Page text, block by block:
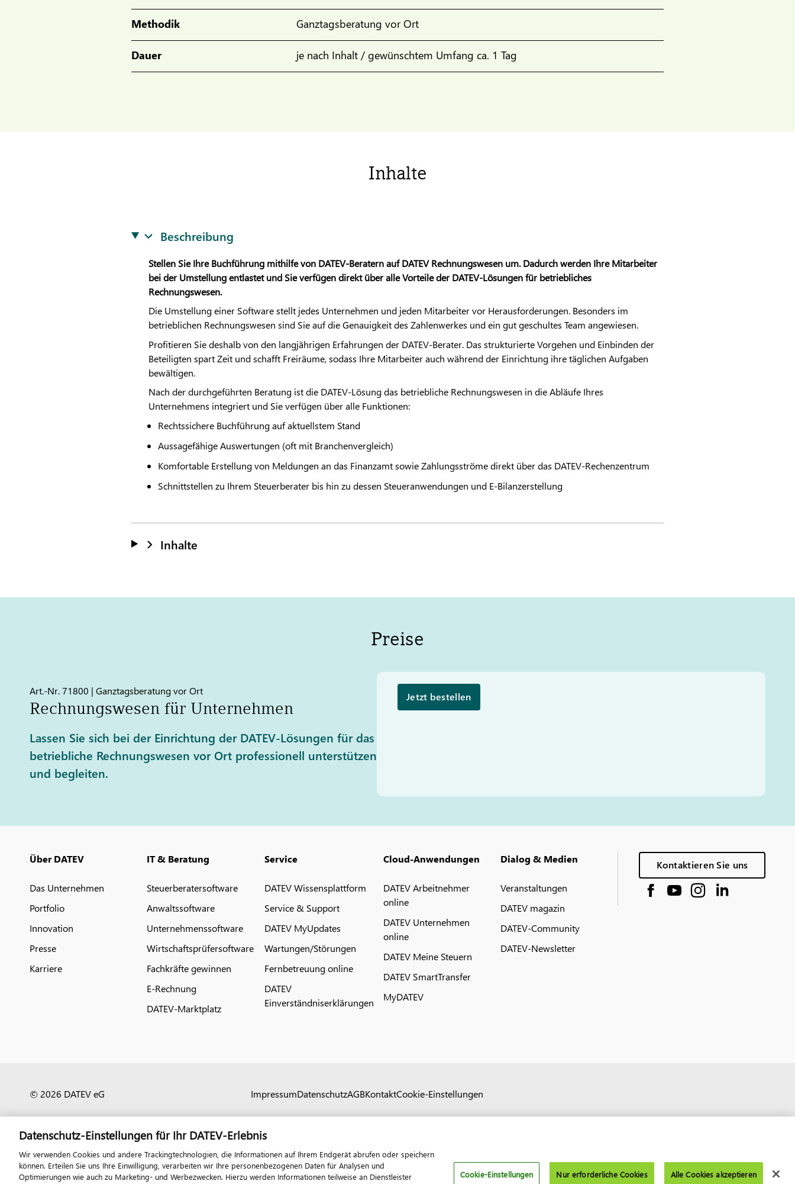
Methodik Ganztagsberatung vor Ort
Dauer je nach Inhalt / gewünschtem Umfang ca. 1 Tag
Inhalte
Beschreibung
Stellen Sie Ihre Buchführung mithilfe von DATEV-Beratern aufDATEVRechnungswesen um. Dadurch werden Ihre Mitarbeiter
bei der Umstellung entlastet und Sie verfügen direkt über alle Vorteile derDATEV-Lösungen für betriebliches
Rechnungswesen.
Die Umstellung einer Software stellt jedes Unternehmen und jeden Mitarbeiter vor Herausforderungen. Besonders im
betrieblichen Rechnungswesen sind Sie auf die Genauigkeit des Zahlenwerkes und ein gut geschultes Team angewiesen.
Profitieren Sie deshalb von den langjährigen Erfahrungen der DATEV-Berater. Das strukturierte Vorgehen und Einbinden der
Beteiligten spart Zeit und schafft Freiräume, sodass Ihre Mitarbeiter auch während der Einrichtung ihre täglichen Aufgaben
bewältigen.
Nach der durchgeführten Beratung ist die DATEV-Lösung das betriebliche Rechnungswesen in die Abläufe Ihres
Unternehmens integriert und Sie verfügen über alle Funktionen:
Rechtssichere Buchführung auf aktuellstem Stand
Aussagefähige Auswertungen (oft mit Branchenvergleich)
Komfortable Erstellung von Meldungen an das Finanzamt sowie Zahlungsströme direkt über das DATEV-Rechenzentrum
Schnittstellen zu Ihrem Steuerberater bis hin zu dessen Steueranwendungen und E-Bilanzerstellung
Inhalte
Preise
Art.-Nr. 71800 | Ganztagsberatung vor Ort
Rechnungswesen für Unternehmen
Lassen Sie sich bei der Einrichtung der DATEV-Lösungen für das
betriebliche Rechnungswesen vor Ort professionell unterstützen
und begleiten.
Jetzt bestellen
Über DATEV
Das Unternehmen
Portfolio
Innovation
Presse
Karriere
IT & Beratung
Steuerberatersoftware
Anwaltssoftware
Unternehmenssoftware
Wirtschaftsprüfersoftware
Fachkräfte gewinnen
E-Rechnung
DATEV-Marktplatz
Service
DATEV Wissensplattform
Service & Support
DATEV MyUpdates
Wartungen/Störungen
Fernbetreuung online
DATEV
Einverständniserklärungen
Cloud-Anwendungen
DATEV Arbeitnehmer
online
DATEV Unternehmen
online
DATEV Meine Steuern
DATEV SmartTransfer
MyDATEV
Dialog & Medien
Veranstaltungen
DATEV magazin
DATEV-Community
DATEV-Newsletter
Kontaktieren Sie uns
© 2026 DATEV eG ImpressumDatenschutzAGBKontaktCookie-Einstellungen
Datenschutz-Einstellungen für Ihr DATEV-Erlebnis
Wir verwenden Cookies und andere Trackingtechnologien, die Informationen auf Ihrem Endgerät abrufen oder speichern
können. Erteilen Sie uns Ihre Einwilligung, verarbeiten wir Ihre personenbezogenen Daten für Analysen und
Optimierungen wie auch zu Marketing- und Werbezwecken. Hierzu werden Informationen teilweise an Dienstleister
Cookie-Einstellungen Nur erforderliche Cookies Alle Cookies akzeptieren